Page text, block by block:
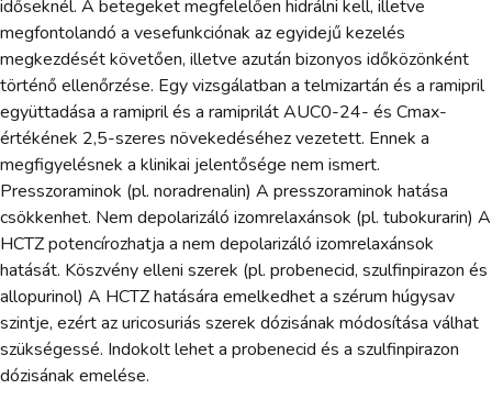
időseknél. A betegeket megfelelően hidrálni kell, illetve
megfontolandó a vesefunkciónak az egyidejű kezelés
megkezdését követően, illetve azután bizonyos időközönként
történő ellenőrzése. Egy vizsgálatban a telmizartán és a ramipril
együttadása a ramipril és a ramiprilát AUC0-24- és Cmax-
értékének 2,5-szeres növekedéséhez vezetett. Ennek a
megfigyelésnek a klinikai jelentősége nem ismert.
Presszoraminok (pl. noradrenalin) A presszoraminok hatása
csökkenhet. Nem depolarizáló izomrelaxánsok (pl. tubokurarin) A
HCTZ potencírozhatja a nem depolarizáló izomrelaxánsok
hatását. Köszvény elleni szerek (pl. probenecid, szulfinpirazon és
allopurinol) A HCTZ hatására emelkedhet a szérum húgysav
szintje, ezért az uricosuriás szerek dózisának módosítása válhat
szükségessé. Indokolt lehet a probenecid és a szulfinpirazon
dózisának emelése.